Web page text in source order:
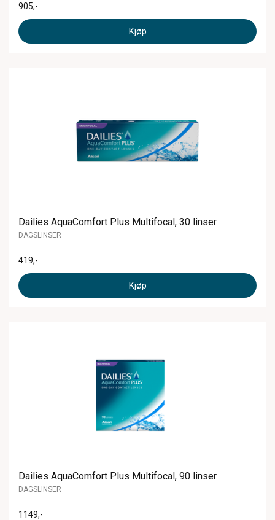
905,-
Kjøp
Dailies AquaComfort Plus Multifocal, 30 linser
DAGSLINSER
419,-
Kjøp
Dailies AquaComfort Plus Multifocal, 90 linser
DAGSLINSER
1149,-